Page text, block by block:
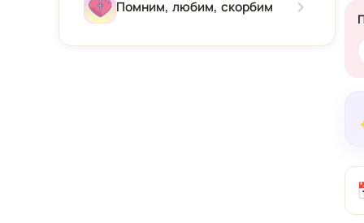
Помним, любим, скорбим